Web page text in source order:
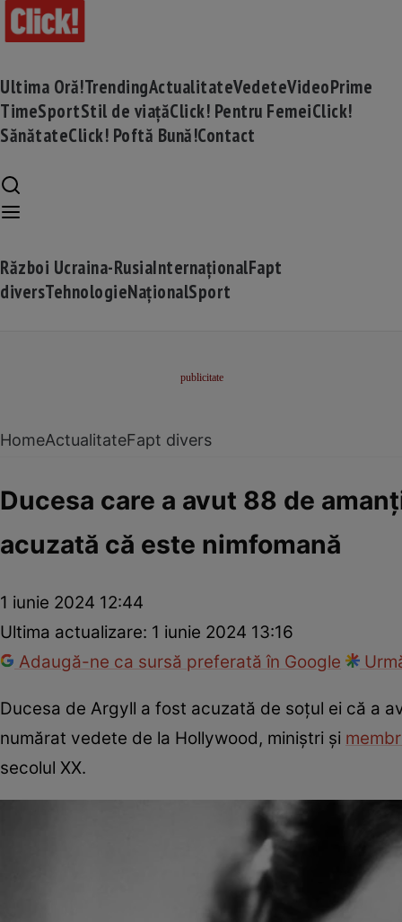
Ultima Oră!TrendingActualitateVedeteVideoPrime
TimeSportStil de viațăClick! Pentru FemeiClick!
SănătateClick! Poftă Bună!Contact
Război Ucraina-RusiaInternaționalFapt
diversTehnologieNaționalSport
HomeActualitateFapt divers
Ducesa care a avut 88 de
acuzată că este nimfomană
1 iunie 2024 12:44
Ultima actualizare: 1 iunie 2024 13:16
Adaugă-ne ca sursă preferată în Google
Ducesa de Argyll a fost acuzată de soțul ei că a
numărat vedete de la Hollywood, miniștri și
secolul XX.